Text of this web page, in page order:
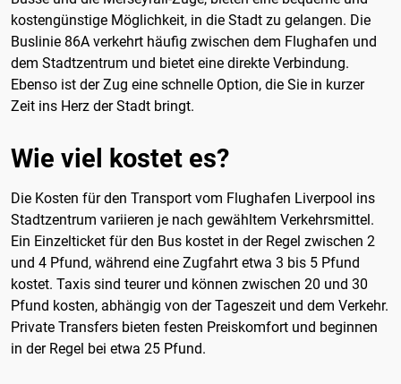
kostengünstige Möglichkeit, in die Stadt zu gelangen. Die
Buslinie 86A verkehrt häufig zwischen dem Flughafen und
dem Stadtzentrum und bietet eine direkte Verbindung.
Ebenso ist der Zug eine schnelle Option, die Sie in kurzer
Zeit ins Herz der Stadt bringt.
Wie viel kostet es?
Die Kosten für den Transport vom Flughafen Liverpool ins
Stadtzentrum variieren je nach gewähltem Verkehrsmittel.
Ein Einzelticket für den Bus kostet in der Regel zwischen 2
und 4 Pfund, während eine Zugfahrt etwa 3 bis 5 Pfund
kostet. Taxis sind teurer und können zwischen 20 und 30
Pfund kosten, abhängig von der Tageszeit und dem Verkehr.
Private Transfers bieten festen Preiskomfort und beginnen
in der Regel bei etwa 25 Pfund.